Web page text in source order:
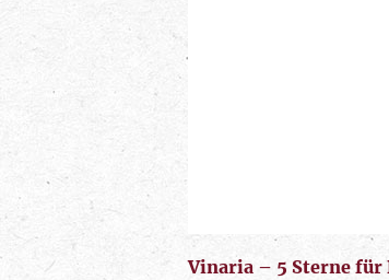
Vinaria – 5 Sterne für